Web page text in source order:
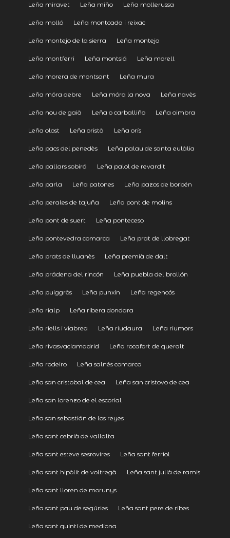
Leña miravet Leña miño Leña mollerussa
Leña molló Leña montcada i reixac
Leña montejo de la sierra Leña montejo
Leña montferri Leña montsiá Leña morell
Leña morera de montsant Leña mura
Leña móra debre Leña móra la nova Leña navès
Leña nou de gaià Leña o carballiño Leña oimbra
Leña olost Leña oristà Leña orís
Leña pacs del penedès Leña palau de santa eulàlia
Leña pallars sobirá Leña palol de revardit
Leña parla Leña patones Leña pazos de borbén
Leña perales de tajuña Leña pont de molins
Leña pont de suert Leña ponteceso
Leña pontevedra comarca Leña prat de llobregat
Leña prats de lluanès Leña premià de dalt
Leña prádena del rincón Leña puebla del brollón
Leña puiggròs Leña punxín Leña regencós
Leña rialp Leña ribera dondara
Leña riells i viabrea Leña riudaura Leña riumors
Leña rivasvaciamadrid Leña rocafort de queralt
Leña rodeiro Leña salnés comarca
Leña san cristobal de cea Leña san cristovo de cea
Leña san lorenzo de el escorial
Leña san sebastián de los reyes
Leña sant cebrià de vallalta
Leña sant esteve sesrovires Leña sant ferriol
Leña sant hipòlit de voltregà Leña sant julià de ramis
Leña sant lloren de morunys
Leña sant pau de segúries Leña sant pere de ribes
Leña sant quintí de mediona